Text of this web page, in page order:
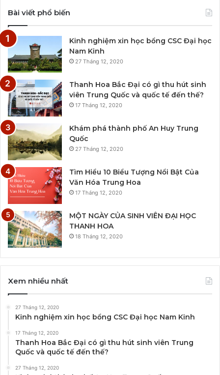
Bài viết phổ biến
Kinh nghiệm xin học bổng CSC Đại học
Nam Kinh
27 Tháng 12, 2020
Thanh Hoa Bắc Đại có gì thu hút sinh
viên Trung Quốc và quốc tế đến thế?
17 Tháng 12, 2020
Khám phá thành phố An Huy Trung
Quốc
27 Tháng 12, 2020
Tìm Hiểu 10 Biểu Tượng Nổi Bật Của
Văn Hóa Trung Hoa
17 Tháng 12, 2020
MỘT NGÀY CỦA SINH VIÊN ĐẠI HỌC
THANH HOA
18 Tháng 12, 2020
Xem nhiều nhất
27 Tháng 12, 2020
Kinh nghiệm xin học bổng CSC Đại học Nam Kinh
17 Tháng 12, 2020
Thanh Hoa Bắc Đại có gì thu hút sinh viên Trung
Quốc và quốc tế đến thế?
27 Tháng 12, 2020